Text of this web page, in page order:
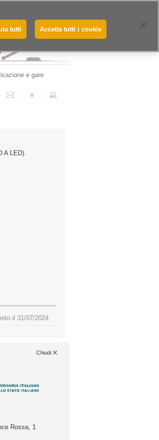
e gare
A LED).
il 31/07/2024
Chiudi
Rossa, 1
tutti Accetta tutti i cookie